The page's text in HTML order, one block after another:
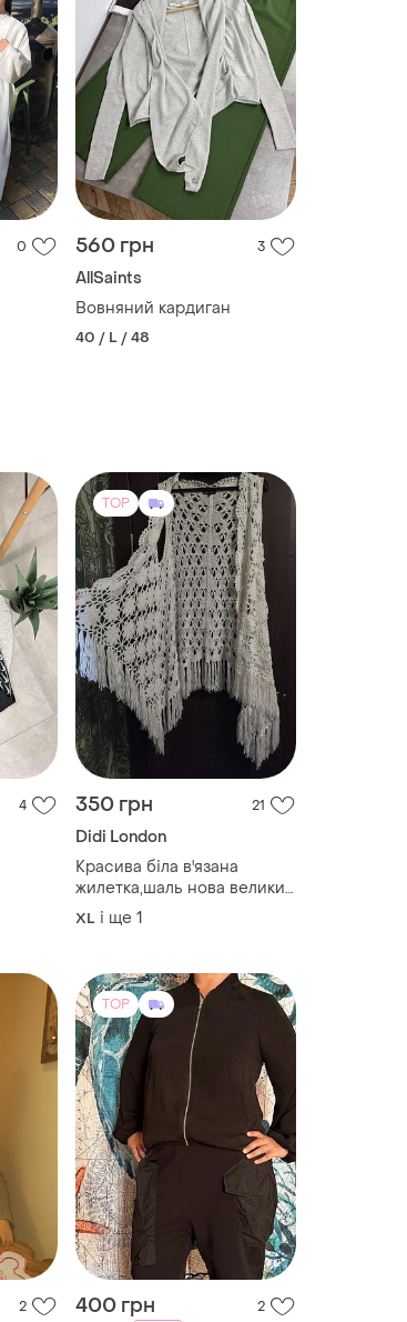
0 560 грн 3
AllSaints
Вовняний кардиган
40 / L / 48
4
TOP
350 грн 21
Didi London
Красива біла в'язана
жилетка,шаль нова великий
розмір
XL і ще 1
2
TOP
400 грн 2